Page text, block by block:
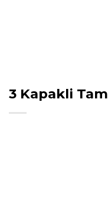
3 Kapakli Tam